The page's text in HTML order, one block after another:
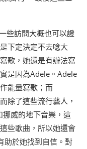
些訪問大概也可以證
下定決定不去唸大
歌，她還是有辦法寫
是因為Adele。Adele
能量寫歌；而
除了這些流行藝人，
威的地下音樂，這
些歌曲，所以她還會
助於她找到自信。對